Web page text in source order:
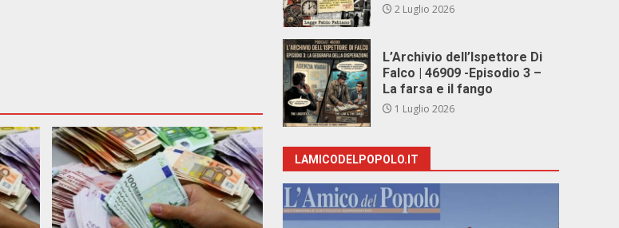
2 Luglio 2026
L’Archivio dell’Ispettore Di
Falco | 46909 -Episodio 3 –
La farsa e il fango
1 Luglio 2026
LAMICODELPOPOLO.IT